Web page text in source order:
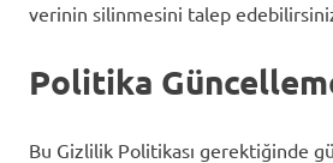
verinin silinmesini talep
Politika
Bu Gizlilik Politikası gerektiğinde